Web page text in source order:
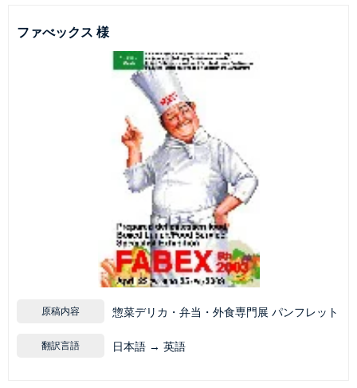
ファべックス 様
原稿内容 惣菜デリカ・弁当・外食専門展 パンフレット
翻訳言語 日本語 → 英語